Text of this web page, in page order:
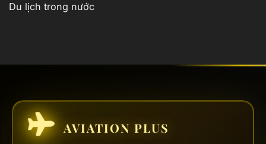
Du lịch trong nước
AVIATION PLUS